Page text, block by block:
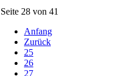
Seite 28 von 41
Anfang
Zurück
25
26
27